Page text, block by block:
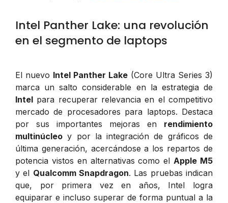
Intel Panther Lake: una revolución
en el segmento de laptops
El nuevo Intel Panther Lake (Core Ultra Series 3)
marca un salto considerable en la estrategia de
Intel para recuperar relevancia en el competitivo
mercado de procesadores para laptops. Destaca
por sus importantes mejoras en rendimiento
multinúcleo y por la integración de gráficos de
última generación, acercándose a los repartos de
potencia vistos en alternativas como el Apple M5
y el Qualcomm Snapdragon. Las pruebas indican
que, por primera vez en años, Intel logra
equiparar e incluso superar de forma puntual a la